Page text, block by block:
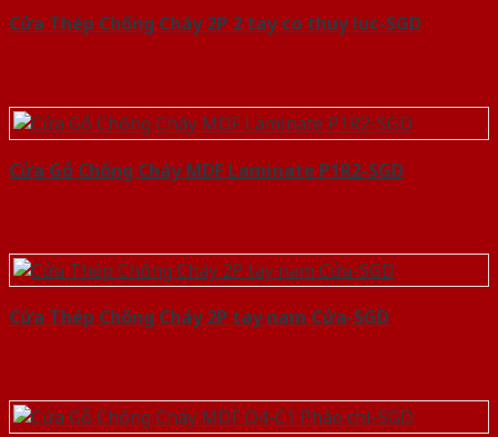
Cửa Thép Chống Cháy 2P 2 tay co thuy luc-SGD
Cửa Gỗ Chống Cháy MDF Laminate P1R2-SGD
Cửa Thép Chống Cháy 2P tay nam Cửa-SGD